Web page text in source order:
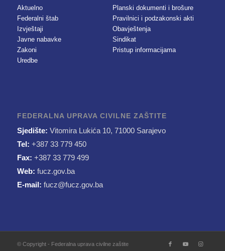
Aktuelno
Federalni štab
Izvještaji
Javne nabavke
Zakoni
Uredbe
Planski dokumenti i brošure
Pravilnici i podzakonski akti
Obavještenja
Sindikat
Pristup informacijama
FEDERALNA UPRAVA CIVILNE ZAŠTITE
Sjedište: Vitomira Lukića 10, 71000 Sarajevo
Tel: +387 33 779 450
Fax: +387 33 779 499
Web: fucz.gov.ba
E-mail: fucz@fucz.gov.ba
© Copyright - Federalna uprava civilne zaštite